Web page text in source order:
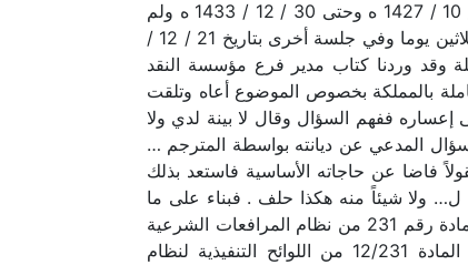
مدير مؤسسة النقد بكتابنا رقم 331750166 في 24 / 9/ 1433 ه للإفادة عن أي تحويلات مالية للمدعي خال الفترة 17 / 10 / 1427 ه وحتى 30 / 12 / 1433 ه ولم
تردنا إفادة حتى تاريخه ونظراً لذلك ولعدم حضور المترجم رغم طلبه فقد قررت الأمر بالاستمرار في إيقاف المدعي مدة ثلاثين يوما وفي جلسة أخرى بتاريخ 21 / 12 /
وقد وردنا كتاب مدير فرع مؤسسة النقد
والمصارف العاملة بالمملكة بخصوص الموضوع أعاه وتلقت
إعساره ففهم السؤال وقال لا بينة لدي ولا
حضر وكيل الدائن … وبسؤال المدعي عن ديانته بواسطة المترجم …
فاضا عن حاجاته الأساسية فاستعد بذلك
ل… ولا شيئاً منه هكذا حلف . فبناء على ما
تقدم و حيث تتلخص دعوى المقيم … بطلب إثبات إعساره في مواجهة غريمه …ولاختصاصنا بنظر هذه الدعوى بناء على المادة رقم 231 من نظام المرافعات الشرعية
ولوائحها التنفيذية وحيث تم البحث والتحري عن أموال مدعي الإعسار وفق الاجراءات النظامية المنصوص عليها في المادة 12/231 من اللوائح التنفيذية لنظام